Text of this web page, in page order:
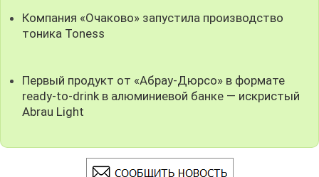
Компания «Очаково» запустила производство
тоника Toness
Первый продукт от «Абрау-Дюрсо» в формате
ready-to-drink в алюминиевой банке — искристый
Abrau Light